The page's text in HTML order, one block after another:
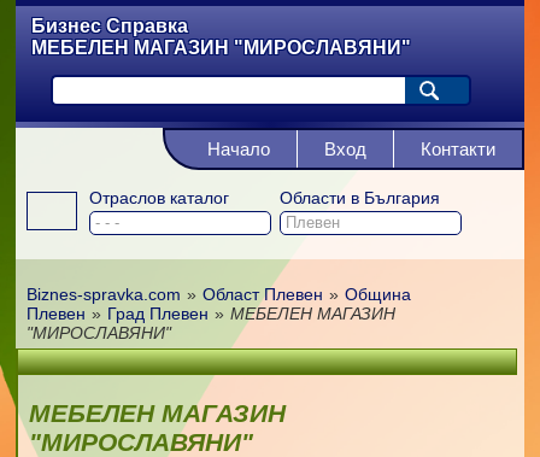
Бизнес Справка
МЕБЕЛЕН МАГАЗИН "МИРОСЛАВЯНИ"
Отраслов каталог Области в България
Начало Вход Контакти
Biznes-spravka.com » Област Плевен » Община
Плевен » Град Плевен » МЕБЕЛЕН МАГАЗИН
"МИРОСЛАВЯНИ"
МЕБЕЛЕН МАГАЗИН
"МИРОСЛАВЯНИ"